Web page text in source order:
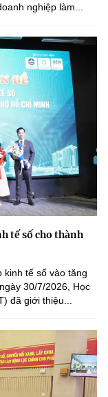
nghiệp làm...
tế số cho thành
kinh tế số vào tăng
30/7/2026, Học
đã giới thiệu...